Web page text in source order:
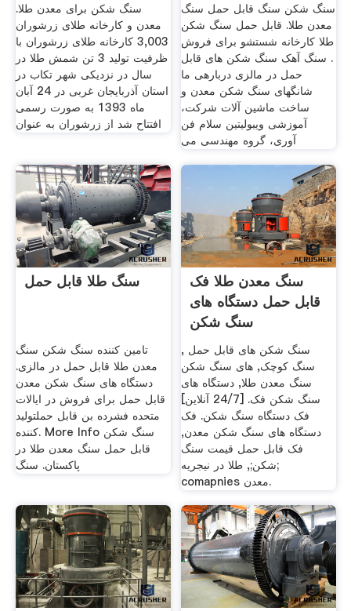
سنگ شکن برای معدن طلا.
معدن و كارخانه طلای زرشوران
3,003 كارخانه طلای زرشوران با
ظرفیت تولید 3 تن شمش طلا در
سال در نزدیكی شهر تكاب در
استان آذربایجان غربی در 24 آبان
ماه 1393 به صورت رسمی
افتتاح شد از زرشوران به عنوان
سنگ شکن سنگ قابل حمل سنگ
معدن طلا. قابل حمل سنگ شکن
طلا کارخانه شستشو برای فروش
. سنگ آهک سنگ شکن های قابل
حمل در مالزی دربارهی ما
شانگهای سنگ شکن معدن و
ساخت ماشین آلات شرکت،
آموزشی ویبولیتین سلام فن
آوری، گروه مهندسی می
سنگ طلا قابل حمل
تامین کننده سنگ شکن سنگ
معدن طلا قابل حمل در مالزی.
دستگاه های سنگ شکن معدن
قابل حمل برای فروش در ایالات
متحده فشرده بن قابل حملتولید
کننده. More Info سنگ شکن
قابل حمل سنگ معدن طلا در
پاکستان. سنگ
سنگ معدن طلا فک
قابل حمل دستگاه های
سنگ شکن
, سنگ شکن های قابل حمل
سنگ کوچک, های سنگ شکن
سنگ معدن طلا, دستگاه های
سنگ شکن فک. [24/7 آنلاین]
فک دستگاه سنگ شکن. فک
دستگاه های سنگ شکن معدن,
فک قابل حمل قیمت سنگ
شکن;, طلا در نیجریه;
comapnies معدن.